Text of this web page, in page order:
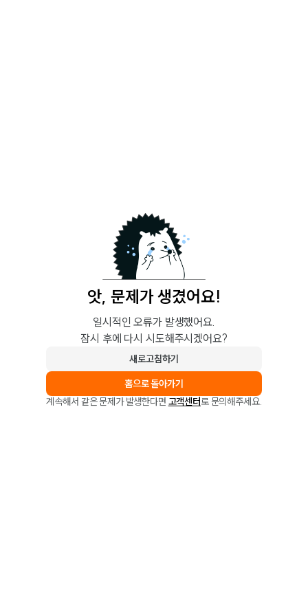
앗, 문제가 생겼어요!
일시적인 오류가 발생했어요.
잠시 후에 다시 시도해주시겠어요?
새로고침하기
홈으로 돌아가기
계속해서 같은 문제가 발생한다면 고객센터로 문의해주세요.